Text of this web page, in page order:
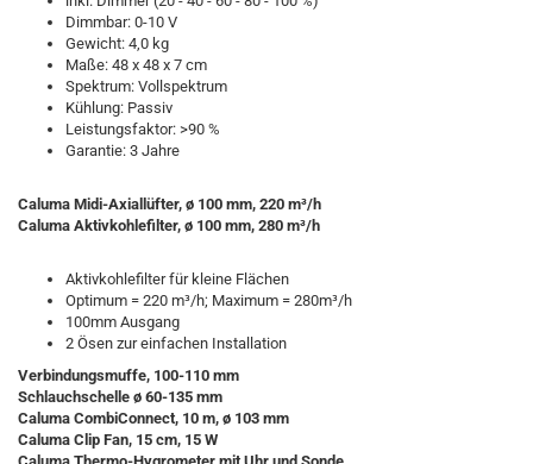
Dimmbar: 0-10 V
Gewicht: 4,0 kg
Maße: 48 x 48 x 7 cm
Spektrum: Vollspektrum
Kühlung: Passiv
Leistungsfaktor: >90 %
Garantie: 3 Jahre
Caluma Midi-Axiallüfter, ø 100 mm, 220 m³/h
Caluma Aktivkohlefilter, ø 100 mm, 280 m³/h
Aktivkohlefilter für kleine Flächen
Optimum = 220 m³/h; Maximum = 280m³/h
100mm Ausgang
2 Ösen zur einfachen Installation
Verbindungsmuffe, 100-110 mm
Schlauchschelle ø 60-135 mm
Caluma CombiConnect, 10 m, ø 103 mm
Caluma Clip Fan, 15 cm, 15 W